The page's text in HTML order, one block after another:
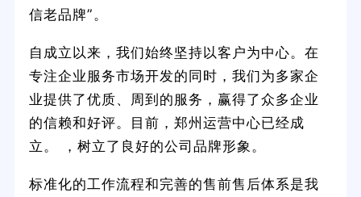
信老品牌”。
自成立以来，我们始终坚持以客户为中心。在
专注企业服务市场开发的同时，我们为多家企
业提供了优质、周到的服务，赢得了众多企业
的信赖和好评。目前，郑州运营中心已经成
立。 ，树立了良好的公司品牌形象。
标准化的工作流程和完善的售前售后体系是我